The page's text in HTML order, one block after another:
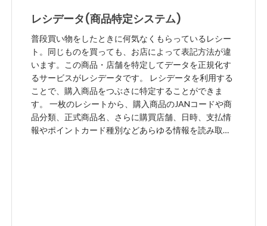
レシデータ(商品特定システム)
普段買い物をしたときに何気なくもらっているレシー
ト。同じものを買っても、お店によって表記方法が違
います。この商品・店舗を特定してデータを正規化す
るサービスがレシデータです。 レシデータを利用する
ことで、購入商品をつぶさに特定することができま
す。 一枚のレシートから、購入商品のJANコードや商
品分類、正式商品名、さらに購買店舗、日時、支払情
報やポイントカード種別などあらゆる情報を読み取る